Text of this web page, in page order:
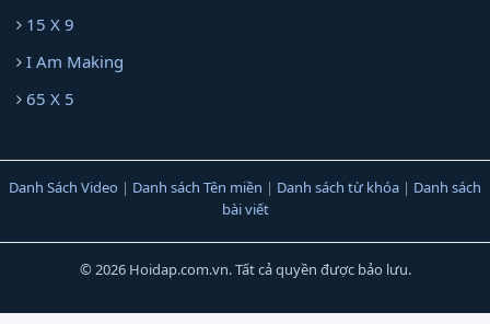
15 X 9
I Am Making
65 X 5
Danh Sách Video | Danh sách Tên miền | Danh sách từ khóa | Danh sách
bài viết
© 2026 Hoidap.com.vn. Tất cả quyền được bảo lưu.